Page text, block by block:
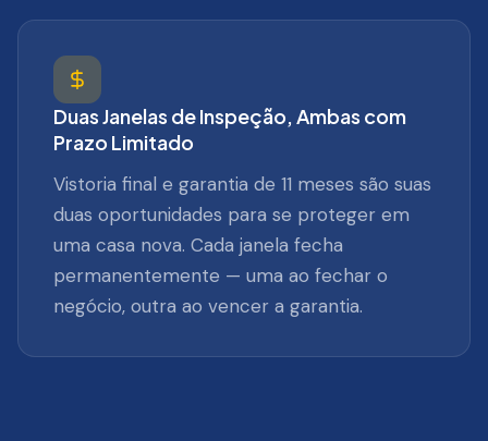
Duas Janelas de Inspeção, Ambas com
Prazo Limitado
Vistoria final e garantia de 11 meses são suas
duas oportunidades para se proteger em
uma casa nova. Cada janela fecha
permanentemente — uma ao fechar o
negócio, outra ao vencer a garantia.